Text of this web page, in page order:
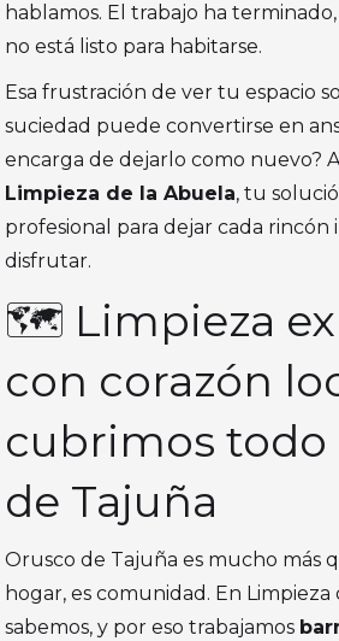
hablamos. El trabajo ha
no está listo para habitarse.
Esa frustración de ver tu espacio
suciedad puede convertirse en
encarga de dejarlo como nuevo?
Limpieza de la Abuela, tu
profesional para dejar cada rincón
disfrutar.
🗺️ Limpieza
con corazón
cubrimos todo
de Tajuña
Orusco de Tajuña es mucho más
hogar, es comunidad. En
sabemos, y por eso trabajamos